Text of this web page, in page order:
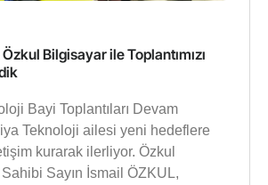
Bilgisayar ile Toplantımızı
Bayi Toplantıları Devam
Teknoloji ailesi yeni hedeflere
kurarak ilerliyor. Özkul
Sahibi Sayın İsmail ÖZKUL,